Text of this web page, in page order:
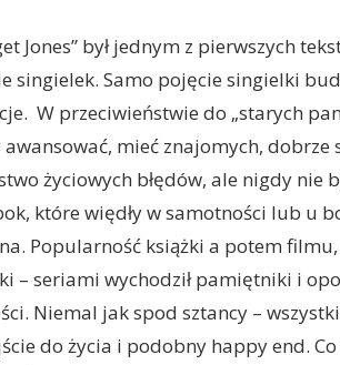
Jones” był jednym z pierwszych
singielek. Samo pojęcie singielki
W przeciwieństwie do „starych
awansować, mieć znajomych,
życiowych błędów, ale nigdy
które więdły w samotności lub u
Popularność książki a potem filmu,
– seriami wychodził pamiętniki i
Niemal jak spod sztancy –
do życia i podobny happy end.